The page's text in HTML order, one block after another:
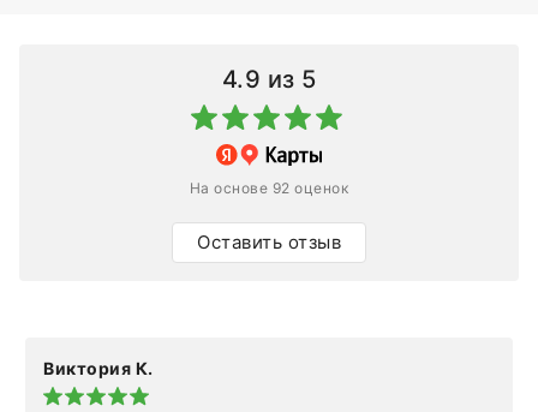
4.9 из 5
На основе 92 оценок
Оставить отзыв
Виктория К.